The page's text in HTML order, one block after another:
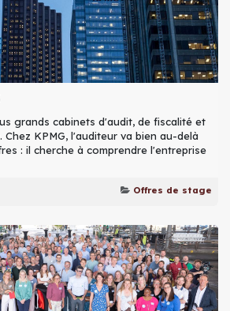
grands cabinets d'audit, de fiscalité et
Chez KPMG, l'auditeur va bien au-delà
: il cherche à comprendre l'entreprise
Offres de stage